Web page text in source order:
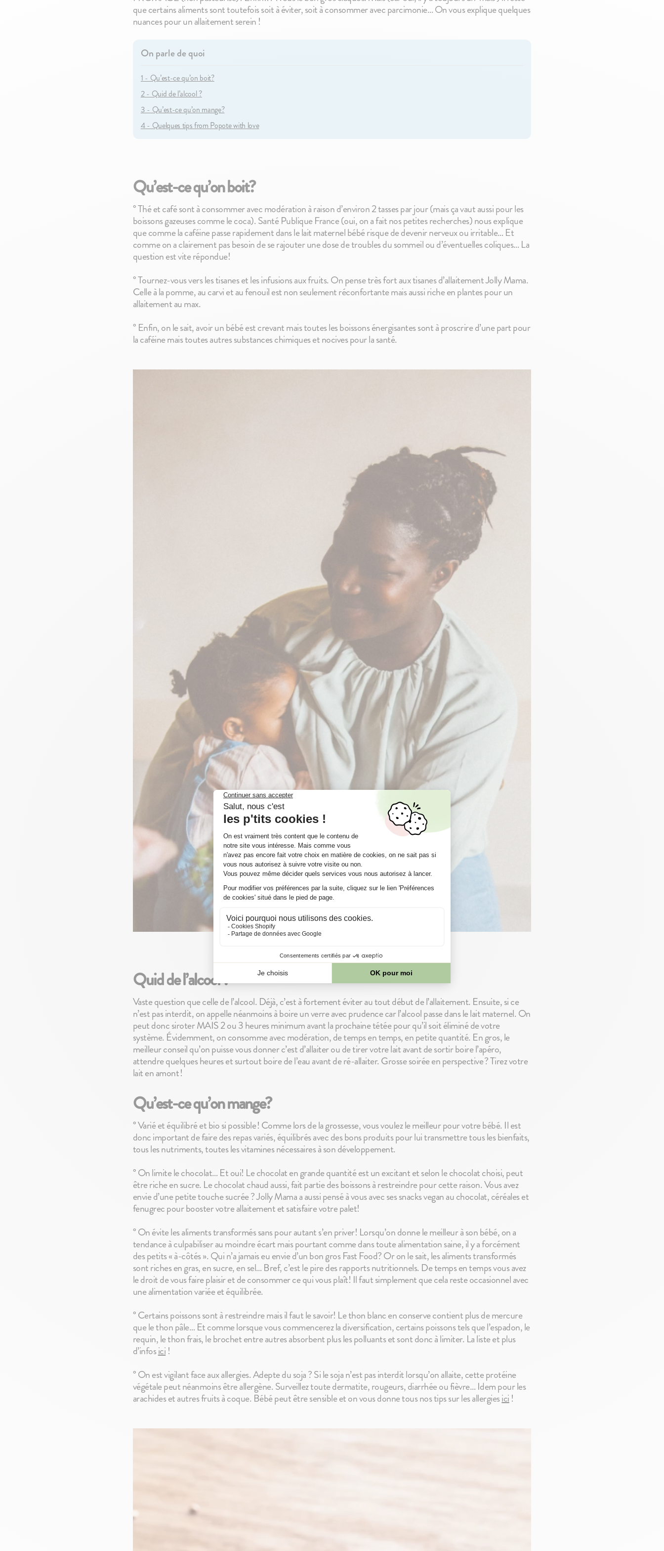
découverte 2,10€ Nature 2,10€
que certains aliments sont toutefois soit à éviter, soit à consommer avec parcimonie… On vous explique quelques
nuances pour un allaitement serein !
On parle de quoi
1 - Qu’est-ce qu’on boit?
2 - Quid de l’alcool ?
3 - Qu’est-ce qu’on mange?
4 - Quelques tips from Popote with love
Qu’est-ce qu’on boit?
° Thé et café sont à consommer avec modération à raison d’environ 2 tasses par jour (mais ça vaut aussi pour les
boissons gazeuses comme le coca). Santé Publique France (oui, on a fait nos petites recherches) nous explique
que comme la caféine passe rapidement dans le lait maternel bébé risque de devenir nerveux ou irritable… Et
comme on a clairement pas besoin de se rajouter une dose de troubles du sommeil ou d’éventuelles coliques… La
question est vite répondue!
° Tournez-vous vers les tisanes et les infusions aux fruits. On pense très fort aux tisanes d’allaitement Jolly Mama.
Celle à la pomme, au carvi et au fenouil est non seulement réconfortante mais aussi riche en plantes pour un
allaitement au max.
° Enfin, on le sait, avoir un bébé est crevant mais toutes les boissons énergisantes sont à proscrire d’une part pour
la caféine mais toutes autres substances chimiques et nocives pour la santé.
Quid de l’alcool ?
Vaste question que celle de l’alcool. Déjà, c’est à fortement éviter au tout début de l’allaitement. Ensuite, si ce
n’est pas interdit, on appelle néanmoins à boire un verre avec prudence car l’alcool passe dans le lait maternel. On
peut donc siroter MAIS 2 ou 3 heures minimum avant la prochaine tétée pour qu’il soit éliminé de votre
système. Évidemment, on consomme avec modération, de temps en temps, en petite quantité. En gros, le
meilleur conseil qu’on puisse vous donner c’est d’allaiter ou de tirer votre lait avant de sortir boire l’apéro,
attendre quelques heures et surtout boire de l’eau avant de ré-allaiter. Grosse soirée en perspective ? Tirez votre
lait en amont !
Qu’est-ce qu’on mange?
° Varié et équilibré et bio si possible ! Comme lors de la grossesse, vous voulez le meilleur pour votre bébé. Il est
donc important de faire des repas variés, équilibrés avec des bons produits pour lui transmettre tous les bienfaits,
tous les nutriments, toutes les vitamines nécessaires à son développement.
° On limite le chocolat… Et oui! Le chocolat en grande quantité est un excitant et selon le chocolat choisi, peut
être riche en sucre. Le chocolat chaud aussi, fait partie des boissons à restreindre pour cette raison. Vous avez
envie d’une petite touche sucrée ? Jolly Mama a aussi pensé à vous avec ses snacks vegan au chocolat, céréales et
fenugrec pour booster votre allaitement et satisfaire votre palet!
° On évite les aliments transformés sans pour autant s’en priver! Lorsqu’on donne le meilleur à son bébé, on a
tendance à culpabiliser au moindre écart mais pourtant comme dans toute alimentation saine, il y a forcément
des petits « à-côtés ». Qui n’a jamais eu envie d’un bon gros Fast Food? Or on le sait, les aliments transformés
sont riches en gras, en sucre, en sel… Bref, c’est le pire des rapports nutritionnels. De temps en temps vous avez
le droit de vous faire plaisir et de consommer ce qui vous plaît! Il faut simplement que cela reste occasionnel avec
une alimentation variée et équilibrée.
° Certains poissons sont à restreindre mais il faut le savoir! Le thon blanc en conserve contient plus de mercure
que le thon pâle… Et comme lorsque vous commencerez la diversification, certains poissons tels que l’espadon, le
requin, le thon frais, le brochet entre autres absorbent plus les polluants et sont donc à limiter. La liste et plus
d’infosici!
° On est vigilant face aux allergies. Adepte du soja ? Si le soja n’est pas interdit lorsqu’on allaite, cette protéine
végétale peut néanmoins être allergène. Surveillez toute dermatite, rougeurs, diarrhée ou fièvre… Idem pour les
arachides et autres fruits à coque. Bébé peut être sensible et on vous donne tous nos tips sur les allergiesici!